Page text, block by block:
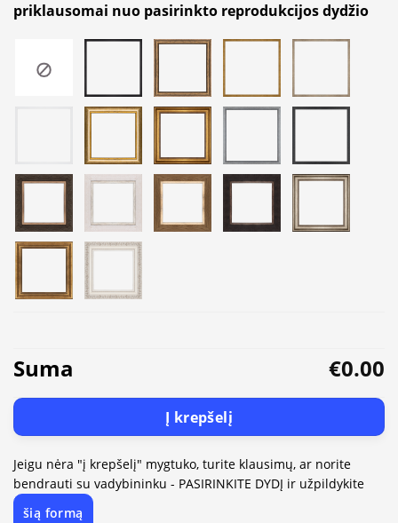
priklausomai nuo pasirinkto reprodukcijos dydžio
Suma €0.00
Į krepšelį
Jeigu nėra "į krepšelį" mygtuko, turite klausimų, ar norite
bendrauti su vadybininku - PASIRINKITE DYDĮ ir užpildykite
šią formą